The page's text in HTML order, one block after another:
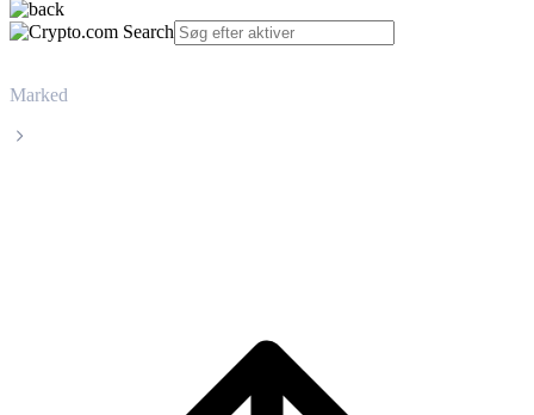
Marked